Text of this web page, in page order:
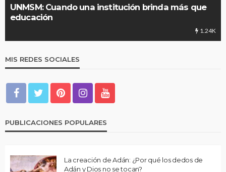
UNMSM: Cuando una institución brinda más que
educación
1.24K
MIS REDES SOCIALES
PUBLICACIONES POPULARES
La creación de Adán: ¿Por qué los dedos de
Adán y Dios no se tocan?